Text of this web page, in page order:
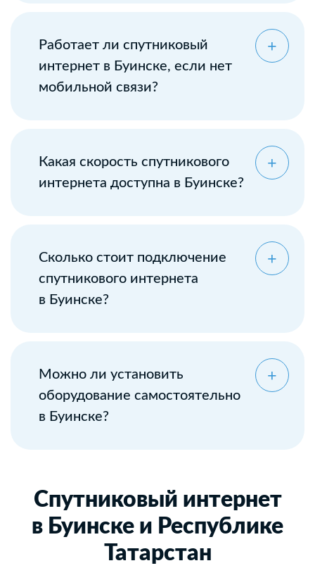
Работает ли спутниковый
интернет в Буинске, если нет
мобильной связи?
Какая скорость спутникового
интернета доступна в Буинске?
Сколько стоит подключение
спутникового интернета
в Буинске?
Можно ли установить
оборудование самостоятельно
в Буинске?
Спутниковый интернет
в Буинске и Республике
Татарстан